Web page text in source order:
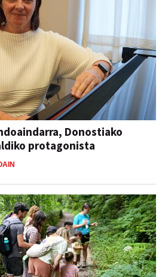
Donostiako
protagonista